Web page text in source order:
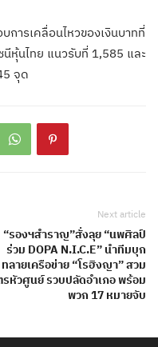
ารเคลื่อนไหวของเงินบาทที่
หุ้นไทย แนวรับที่ 1,585 และ
จุด
Next article
“รองฯสำราญ”สั่งลุย “นพศิลป์
ร่วม DOPA N.I.C.E” นำทีมบุก
ทลายเครือข่าย “โรฮิงญา” สวม
หัวศูนย์ รวบปลัดอำเภอ พร้อม
พวก 17 หมายจับ